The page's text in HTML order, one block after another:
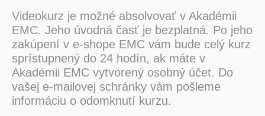
Videokurz je možné absolvovať v Akadémii
EMC. Jeho úvodná časť je bezplatná. Po jeho
zakúpení v e-shope EMC vám bude celý kurz
sprístupnený do 24 hodín, ak máte v
Akadémii EMC vytvorený osobný účet. Do
vašej e-mailovej schránky vám pošleme
informáciu o odomknutí kurzu.